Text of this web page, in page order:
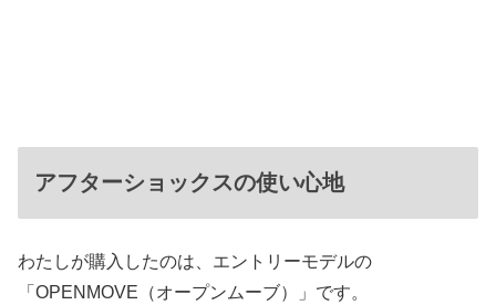
アフターショックスの使い心地
わたしが購入したのは、エントリーモデルの
「OPENMOVE（オープンムーブ）」です。